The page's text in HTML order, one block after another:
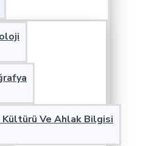
Kültürü Ve Ahlak Bilgisi